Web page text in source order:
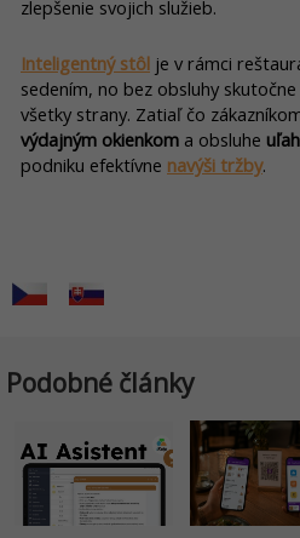
zlepšenie svojich služieb.
Inteligentný stôl je v rámci
sedením, no bez obsluhy
všetky strany. Zatiaľ čo
výdajným okienkom a obsluhe
podniku efektívne navýši tržby.
Podobné články